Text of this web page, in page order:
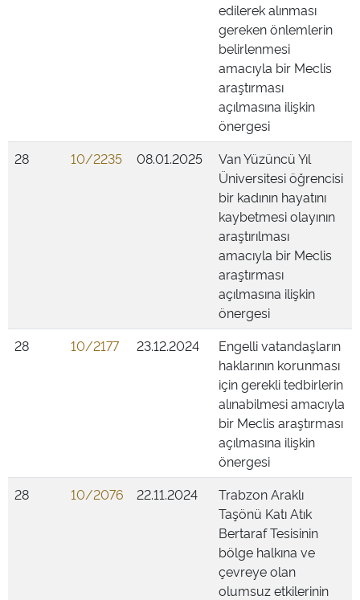
edilerek alınması
gereken önlemlerin
belirlenmesi
amacıyla bir Meclis
araştırması
açılmasına ilişkin
önergesi
28
10/2235 08.01.2025
Van Yüzüncü Yıl
Üniversitesi öğrencisi
bir kadının hayatını
kaybetmesi olayının
araştırılması
amacıyla bir Meclis
araştırması
açılmasına ilişkin
önergesi
28
10/2177 23.12.2024
Engelli vatandaşların
haklarının korunması
için gerekli tedbirlerin
alınabilmesi amacıyla
bir Meclis araştırması
açılmasına ilişkin
önergesi
28
10/2076 22.11.2024
Trabzon Araklı
Taşönü Katı Atık
Bertaraf Tesisinin
bölge halkına ve
çevreye olan
olumsuz etkilerinin